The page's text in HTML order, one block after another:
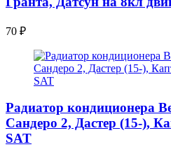
70 ₽
Радиатор кондиционера
Сандеро 2, Дастер (15-),
SAT